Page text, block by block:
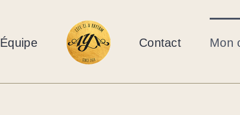
Équipe Contact Mon